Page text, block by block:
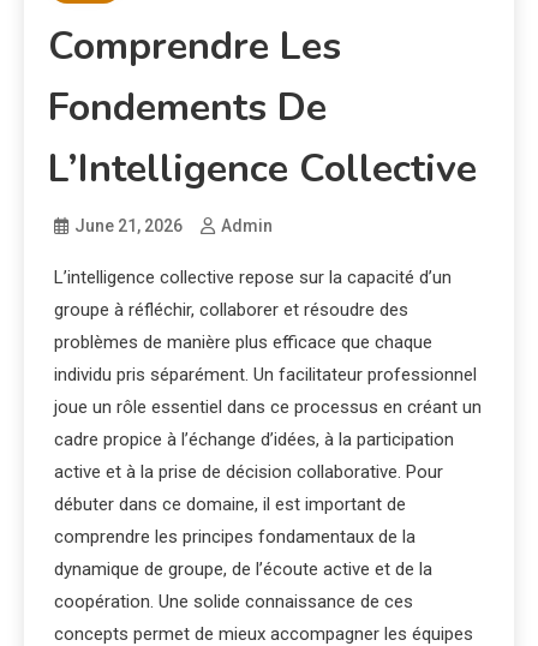
Comprendre Les
Fondements De
L’Intelligence Collective
June 21, 2026 Admin
L’intelligence collective repose sur la capacité d’un
groupe à réfléchir, collaborer et résoudre des
problèmes de manière plus efficace que chaque
individu pris séparément. Un facilitateur professionnel
joue un rôle essentiel dans ce processus en créant un
cadre propice à l’échange d’idées, à la participation
active et à la prise de décision collaborative. Pour
débuter dans ce domaine, il est important de
comprendre les principes fondamentaux de la
dynamique de groupe, de l’écoute active et de la
coopération. Une solide connaissance de ces
concepts permet de mieux accompagner les équipes